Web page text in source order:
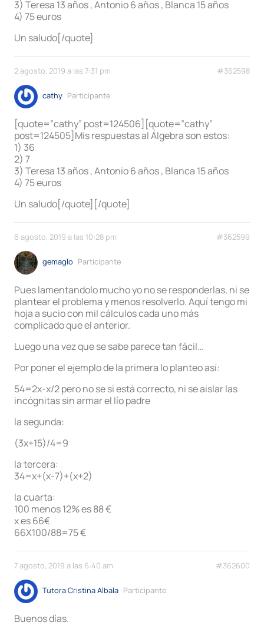
3) Teresa 13 años , Antonio 6 años , Blanca 15 años
4) 75 euros
Un saludo[/quote]
2 agosto, 2019 a las 7:31 pm #362598
cathy Participante
[quote=”cathy” post=124506][quote=”cathy”
post=124505]Mis respuestas al Álgebra son estos:
1) 36
2) 7
3) Teresa 13 años , Antonio 6 años , Blanca 15 años
4) 75 euros
Un saludo[/quote][/quote]
6 agosto, 2019 a las 10:28 pm #362599
gemaglo Participante
Pues lamentandolo mucho yo no se responderlas, ni se
plantear el problema y menos resolverlo. Aquí tengo mi
hoja a sucio con mil cálculos cada uno más
complicado que el anterior.
Luego una vez que se sabe parece tan fácil…
Por poner el ejemplo de la primera lo planteo así:
54=2x-x/2 pero no se si está correcto, ni se aislar las
incógnitas sin armar el lío padre
la segunda:
(3x+15)/4=9
la tercera:
34=x+(x-7)+(x+2)
la cuarta:
100 menos 12% es 88 €
x es 66€
66X100/88=75 €
7 agosto, 2019 a las 6:40 am #362600
Tutora Cristina Albala Participante
Buenos días.